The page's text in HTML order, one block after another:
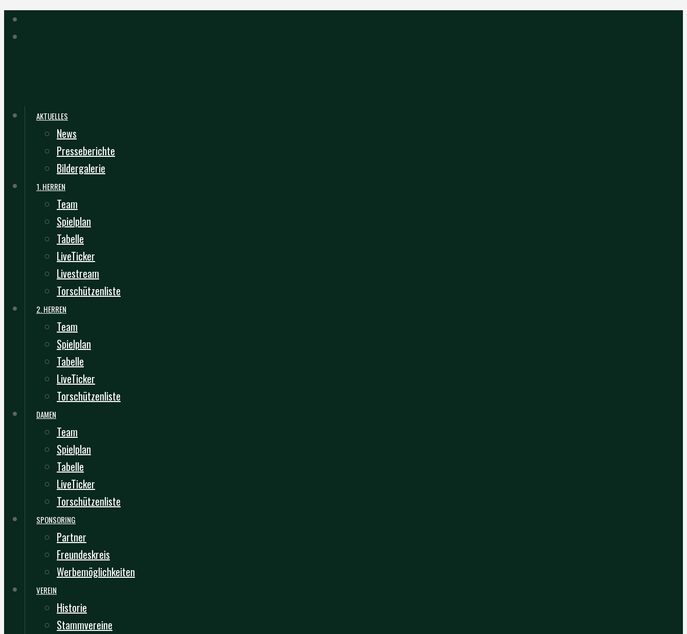
AKTUELLES
News
Presseberichte
Bildergalerie
1. HERREN
Team
Spielplan
Tabelle
LiveTicker
Livestream
Torschützenliste
2. HERREN
Team
Spielplan
Tabelle
LiveTicker
Torschützenliste
DAMEN
Team
Spielplan
Tabelle
LiveTicker
Torschützenliste
SPONSORING
Partner
Freundeskreis
Werbemöglichkeiten
VEREIN
Historie
Stammvereine